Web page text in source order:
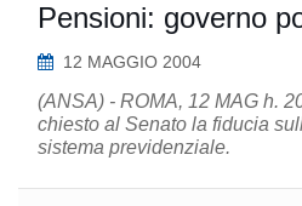
Pensioni: governo
12 MAGGIO 2004
(ANSA) - ROMA, 12 MAG h.
chiesto al Senato la fiducia
sistema previdenziale.